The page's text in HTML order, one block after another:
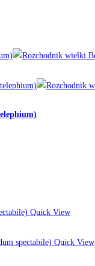
Quick View
Quick View